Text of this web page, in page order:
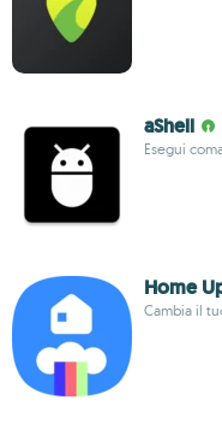
aShell
Esegui
Home
Cambia il